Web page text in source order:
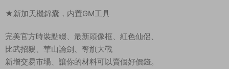
★新加天機錦囊，内置GM工具
完美官方時裝點綴、最新頭像框、紅色仙侶、
比武招親、華山論劍、奪旗大戰
新增交易市場、讓你的材料可以賣個好價錢。